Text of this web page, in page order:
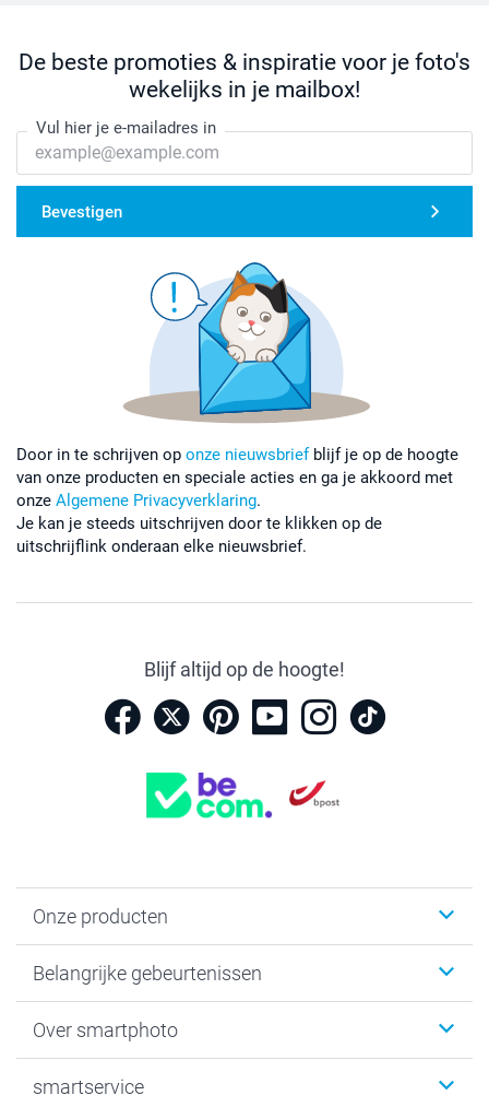
De beste promoties & inspiratie voor je foto's
wekelijks in je mailbox!
Vul hier je e-mailadres in
Bevestigen
Door in te schrijven op onze nieuwsbrief blijf je op de hoogte
van onze producten en speciale acties en ga je akkoord met
onze Algemene Privacyverklaring.
Je kan je steeds uitschrijven door te klikken op de
uitschrijflink onderaan elke nieuwsbrief.
Blijf altijd op de hoogte!
Onze producten
Fotogeschenken
Fotoprints, Fotoposter & Fotoalbum met fotoprints
MyNameBook
Belangrijke gebeurtenissen
Baby
Communie- en Lentefeest
Over smartphoto
Duurzaamheid
smartservice